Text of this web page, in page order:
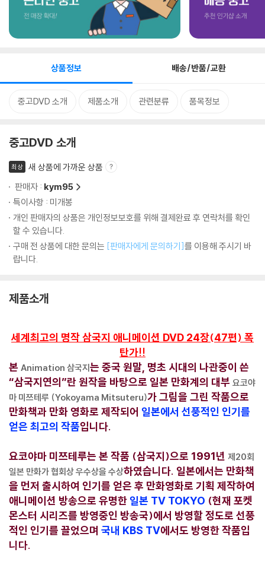
상품정보 배송/반품/교환
중고DVD 소개 제품소개 관련분류 품목정보
중고DVD 소개
최상
새 상품에 가까운 상품
판매자 : kym95
특이사항 : 미개봉
개인 판매자의 상품은 개인정보보호를 위해 결제완료 후 연락처를 확인
할 수 있습니다.
구매 전 상품에 대한 문의는 [판매자에게 문의하기]를 이용해 주시기 바
랍니다.
제품소개
세계최고의 명작 삼국지 애니메이션 DVD 24장(47편) 폭
탄가!!
본 Animation 삼국지는 중국 원말, 명초 시대의 나관중이 쓴
“삼국지연의”란 원작을 바탕으로 일본 만화계의 대부 요코야
마 미쯔테루 (Yokoyama Mitsuteru)가 그림을 그린 작품으로
만화책과 만화 영화로 제작되어 일본에서 선풍적인 인기를
얻은 최고의 작품입니다.
요코야마 미쯔테루는 본 작품 (삼국지)으로 1991년 제20회
일본 만화가 협회상 우수상을 수상하였습니다. 일본에서는 만화책
을 먼저 출시하여 인기를 얻은 후 만화영화로 기획 제작하여
애니메이션 방송으로 유명한일본 TV TOKYO (현재 포켓
몬스터 시리즈를 방영중인 방송국)에서 방영할 정도로 선풍
적인 인기를 끌었으며 국내 KBS TV에서도 방영한 작품입
니다.